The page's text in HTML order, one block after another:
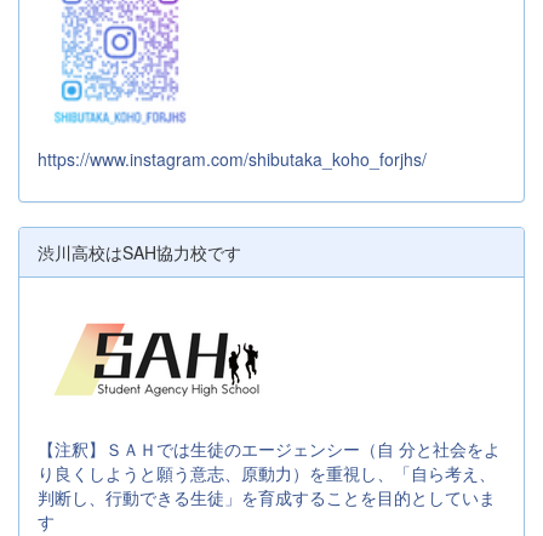
https://www.instagram.com/shibutaka_koho_forjhs/
渋川高校はSAH協力校です
【注釈】ＳＡＨでは生徒のエージェンシー（自 分と社会をよ
り良くしようと願う意志、原動力）を重視し、「自ら考え、
判断し、行動できる生徒」を育成することを目的としていま
す